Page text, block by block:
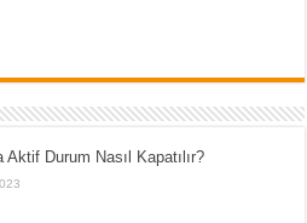
Aktif Durum Nasıl Kapatılır?